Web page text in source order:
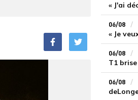
FacebookTwitter
06/08
06/08
06/08